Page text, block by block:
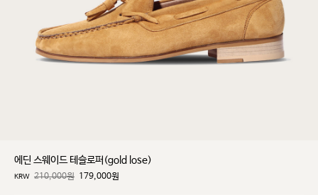
에딘 스웨이드 테슬로퍼(gold lose)
KRW 210,000원 179,000원